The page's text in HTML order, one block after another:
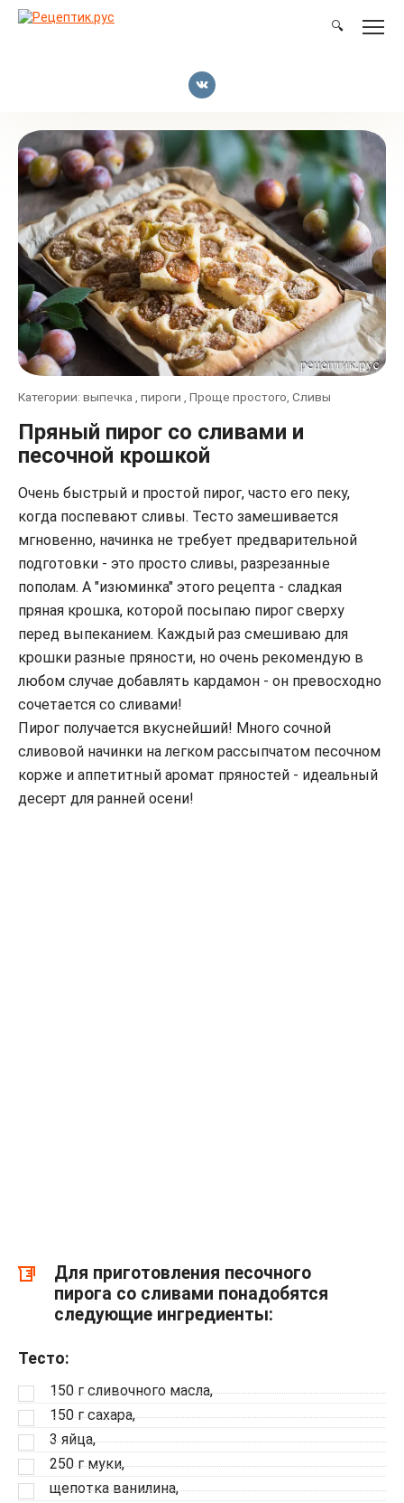
Перейти
🔍
Категории: выпечка , пироги , Проще простого, Сливы
Пряный пирог со сливами и
песочной крошкой
Очень быстрый и простой пирог, часто его пеку,
когда поспевают сливы. Тесто замешивается
мгновенно, начинка не требует предварительной
подготовки - это просто сливы, разрезанные
пополам. А "изюминка" этого рецепта - сладкая
пряная крошка, которой посыпаю пирог сверху
перед выпеканием. Каждый раз смешиваю для
крошки разные пряности, но очень рекомендую в
любом случае добавлять кардамон - он превосходно
сочетается со сливами!
Пирог получается вкуснейший! Много сочной
сливовой начинки на легком рассыпчатом песочном
корже и аппетитный аромат пряностей - идеальный
десерт для ранней осени!
Для приготовления песочного
пирога со сливами понадобятся
следующие ингредиенты:
Тесто:
150 г сливочного масла,
150 г сахара,
3 яйца,
250 г муки,
щепотка ванилина,